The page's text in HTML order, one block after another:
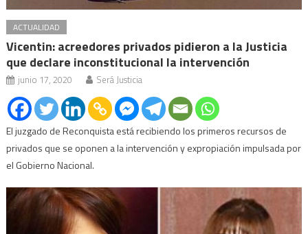
ACTUALIDAD
Vicentin: acreedores privados pidieron a la Justicia
que declare inconstitucional la intervención
junio 17, 2020 Será Justicia
El juzgado de Reconquista está recibiendo los primeros recursos de
privados que se oponen a la intervención y expropiación impulsada por
el Gobierno Nacional.